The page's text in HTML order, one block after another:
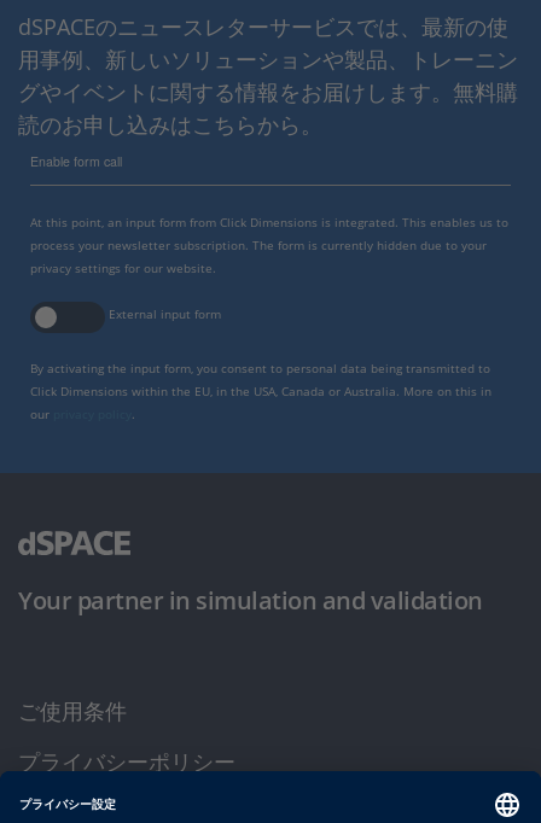
dSPACEのニュースレターサービスでは、最新の使
用事例、新しいソリューションや製品、トレーニン
グやイベントに関する情報をお届けします。無料購
読のお申し込みはこちらから。
Enable form call
At this point, an input form from Click Dimensions is integrated. This enables us to
process your newsletter subscription. The form is currently hidden due to your
privacy settings for our website.
External input form
By activating the input form, you consent to personal data being transmitted to
Click Dimensions within the EU, in the USA, Canada or Australia. More on this in
our
.
Your partner in simulation and validation
ご使用条件
プライバシーポリシー
約款